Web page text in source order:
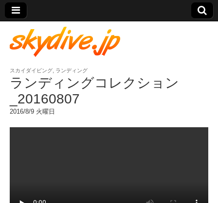
skydive.jp
スカイダイビング ランディング
ランディングコレクション
_20160807
2016/8/9 火曜日